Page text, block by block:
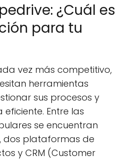
¿Cuál es
para tu
vez más competitivo,
herramientas
sus procesos y
Entre las
se encuentran
dos plataformas de
y CRM (Customer